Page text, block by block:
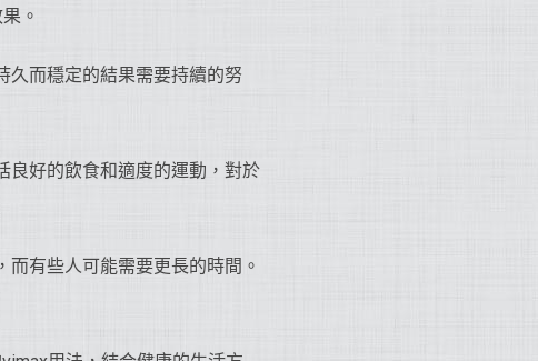
。
久而穩定的結果需要持續的努
良好的飲食和適度的運動，對於
有些人可能需要更長的時間。